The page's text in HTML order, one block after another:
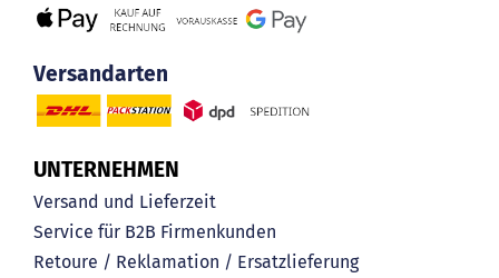
Versandarten
UNTERNEHMEN
Versand und Lieferzeit
Service für B2B Firmenkunden
Retoure / Reklamation / Ersatzlieferung